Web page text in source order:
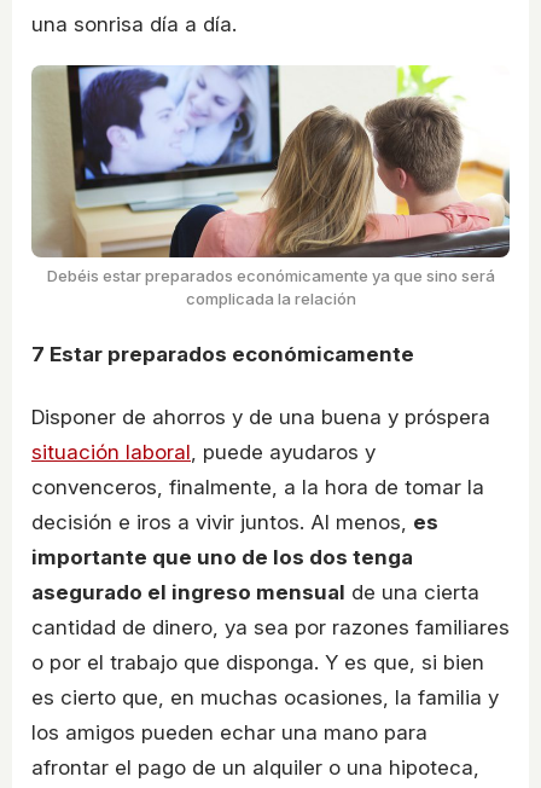
una sonrisa día a día.
Debéis estar preparados económicamente ya que sino será
complicada la relación
7 Estar preparados económicamente
Disponer de ahorros y de una buena y próspera
situación laboral , puede ayudaros y
convenceros, finalmente, a la hora de tomar la
decisión e iros a vivir juntos. Al menos, es
importante que uno de los dos tenga
asegurado el ingreso mensual de una cierta
cantidad de dinero, ya sea por razones familiares
o por el trabajo que disponga. Y es que, si bien
es cierto que, en muchas ocasiones, la familia y
los amigos pueden echar una mano para
afrontar el pago de un alquiler o una hipoteca,